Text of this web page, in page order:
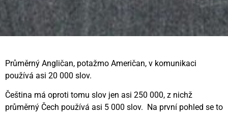
Průměrný Angličan, potažmo Američan, v komunikaci
používá asi 20 000 slov.
Čeština má oproti tomu slov jen asi 250 000, z nichž
průměrný Čech používá asi 5 000 slov. Na první pohled se to